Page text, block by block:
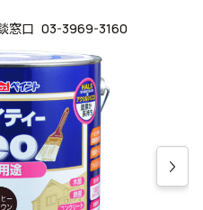
窓口 03-3969-3160